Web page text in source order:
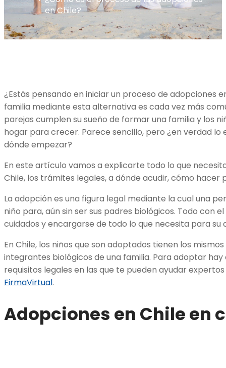
en Chile?
¿Estás pensando en iniciar un proceso de adopciones
familia mediante esta alternativa es cada vez más
parejas cumplen su sueño de formar una familia y los
hogar para crecer. Parece sencillo, pero ¿en verdad lo
dónde empezar?
En este artículo vamos a explicarte todo lo que
Chile, los trámites legales, a dónde acudir, cómo hacer
La adopción es una figura legal mediante la cual una
niño para, aún sin ser sus padres biológicos. Todo con
cuidados y encargarse de todo lo que necesita para su
En Chile, los niños que son adoptados tienen los
integrantes biológicos de una familia. Para adoptar
requisitos legales en las que te pueden ayudar
FirmaVirtual.
Adopciones en Chile en